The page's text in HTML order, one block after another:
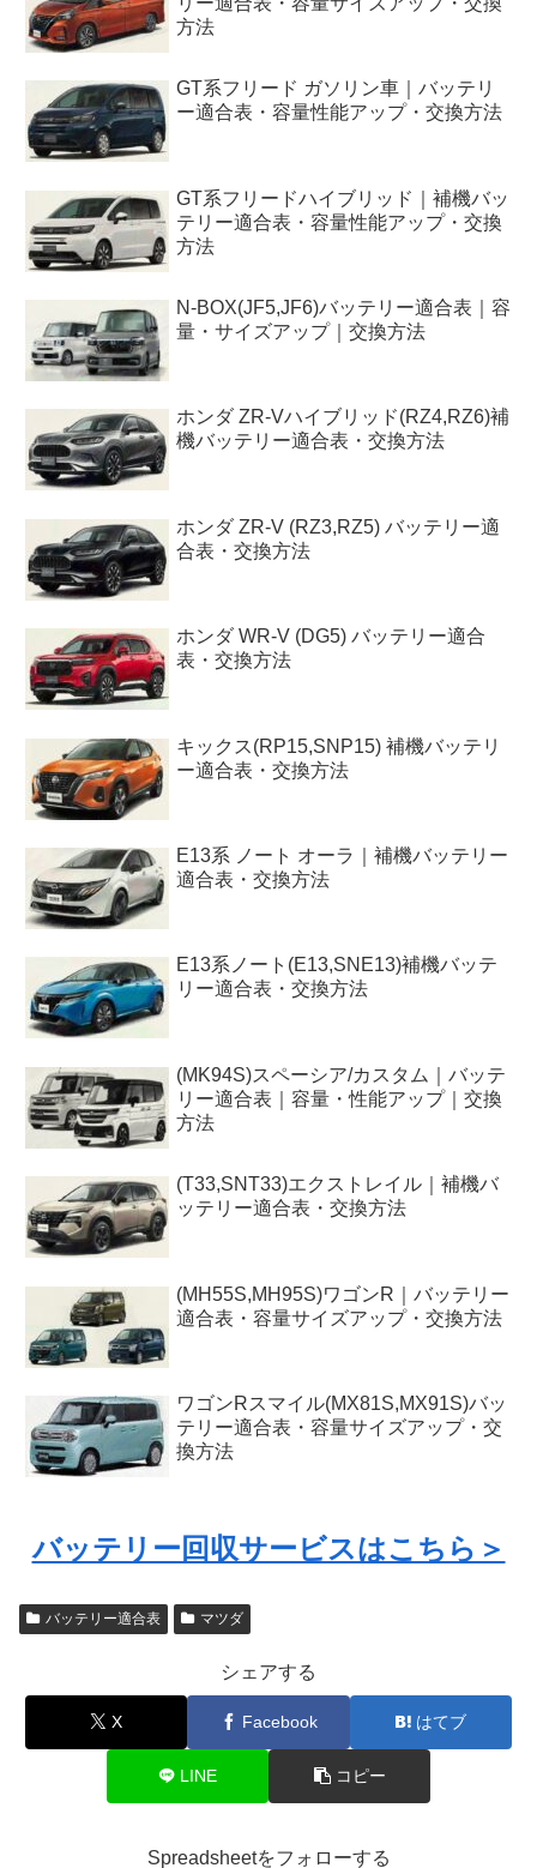
方法
GT系フリード ガソリン車｜バッテリ
ー適合表・容量性能アップ・交換方法
GT系フリードハイブリッド｜補機バッ
テリー適合表・容量性能アップ・交換
方法
N-BOX(JF5,JF6)バッテリー適合表｜容
量・サイズアップ｜交換方法
ホンダ ZR-Vハイブリッド(RZ4,RZ6)補
機バッテリー適合表・交換方法
ホンダ ZR-V (RZ3,RZ5) バッテリー適
合表・交換方法
ホンダ WR-V (DG5) バッテリー適合
表・交換方法
キックス(RP15,SNP15) 補機バッテリ
ー適合表・交換方法
E13系 ノート オーラ｜補機バッテリー
適合表・交換方法
E13系ノート(E13,SNE13)補機バッテ
リー適合表・交換方法
(MK94S)スペーシア/カスタム｜バッテ
リー適合表｜容量・性能アップ｜交換
方法
(T33,SNT33)エクストレイル｜補機バ
ッテリー適合表・交換方法
(MH55S,MH95S)ワゴンR｜バッテリー
適合表・容量サイズアップ・交換方法
ワゴンRスマイル(MX81S,MX91S)バッ
テリー適合表・容量サイズアップ・交
換方法
バッテリー回収サービスはこちら＞
バッテリー適合表 マツダ
シェアする
X Facebook はてブ
LINE コピー
Spreadsheetをフォローする